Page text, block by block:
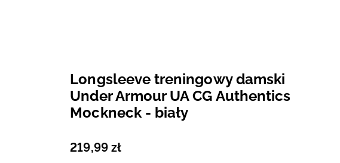
Longsleeve treningowy damski
Under Armour UA CG Authentics
Mockneck - biały
219,99 zł